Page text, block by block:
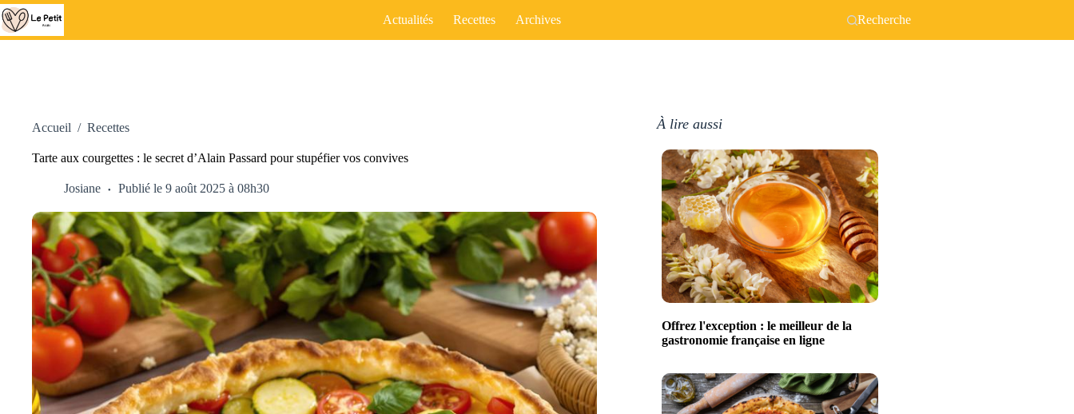
Passer
au
contenu
Actualités Recettes Archives Recherche
Accueil / Recettes
Tarte aux courgettes : le secret d’Alain Passard pour stupéfier vos convives
Josiane Publié le 9 août 2025 à 08h30
À lire aussi
Offrez l'exception : le meilleur de la
gastronomie française en ligne